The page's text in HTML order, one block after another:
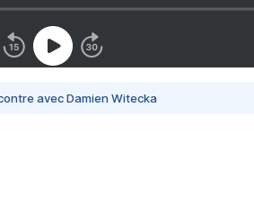
avec Damien Witecka